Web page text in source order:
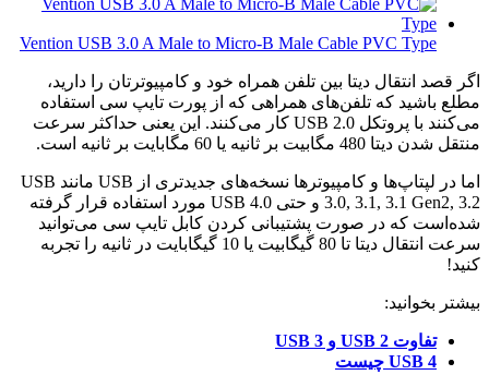
Vention USB 3.0 A Male to Micro-B Male Cable PVC Type
اگر قصد انتقال دیتا بین تلفن همراه خود و کامپیوترتان را دارید،
مطلع باشید که تلفن‌های همراهی که از پورت تایپ سی استفاده
می‌کنند با پروتکل USB 2.0 کار می‌کنند. این یعنی حداکثر سرعت
منتقل شدن دیتا 480 مگابیت بر ثانیه یا 60 مگابایت بر ثانیه است.
اما در لپتاپ‌ها و کامپیوترها نسخه‌های جدیدتری از USB مانند USB
3.0, 3.1, 3.1 Gen2, 3.2 و حتی USB 4.0 مورد استفاده قرار گرفته
شده‌است که در صورت پشتیبانی کردن کابل تایپ سی می‌توانید
سرعت انتقال دیتا تا 80 گیگابیت یا 10 گیگابایت در ثانیه را تجربه
کنید!
بیشتر بخوانید:
تفاوت USB 2 و USB 3
USB 4 چیست